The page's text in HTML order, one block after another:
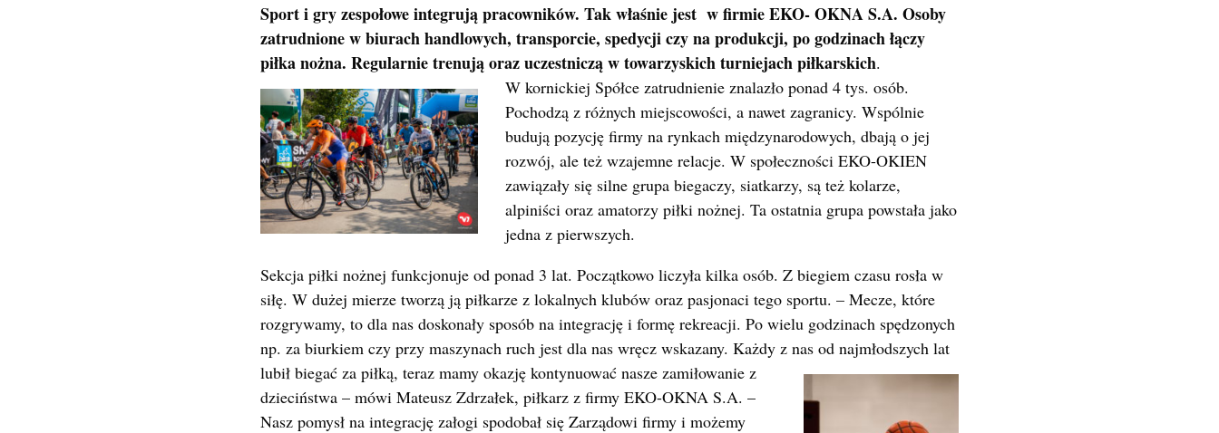
Sport i gry zespołowe integrują pracowników. Tak właśnie jest w firmie EKO- OKNA S.A. Osoby
zatrudnione w biurach handlowych, transporcie, spedycji czy na produkcji, po godzinach łączy
piłka nożna. Regularnie trenują oraz uczestniczą w towarzyskich turniejach piłkarskich.
W kornickiej Spółce zatrudnienie znalazło ponad 4 tys. osób.
Pochodzą z różnych miejscowości, a nawet zagranicy. Wspólnie
budują pozycję firmy na rynkach międzynarodowych, dbają o jej
rozwój, ale też wzajemne relacje. W społeczności EKO-OKIEN
zawiązały się silne grupa biegaczy, siatkarzy, są też kolarze,
alpiniści oraz amatorzy piłki nożnej. Ta ostatnia grupa powstała jako
jedna z pierwszych.
Sekcja piłki nożnej funkcjonuje od ponad 3 lat. Początkowo liczyła kilka osób. Z biegiem czasu rosła w
siłę. W dużej mierze tworzą ją piłkarze z lokalnych klubów oraz pasjonaci tego sportu. – Mecze, które
rozgrywamy, to dla nas doskonały sposób na integrację i formę rekreacji. Po wielu godzinach spędzonych
np. za biurkiem czy przy maszynach ruch jest dla nas wręcz wskazany. Każdy z nas od najmłodszych lat
lubił biegać za piłką, teraz mamy okazję kontynuować nasze zamiłowanie z
dzieciństwa – mówi Mateusz Zdrzałek, piłkarz z firmy EKO-OKNA S.A. –
Nasz pomysł na integrację załogi spodobał się Zarządowi firmy i możemy